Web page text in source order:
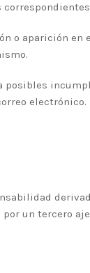
o aparición en
posibles
electrónico.
un tercero